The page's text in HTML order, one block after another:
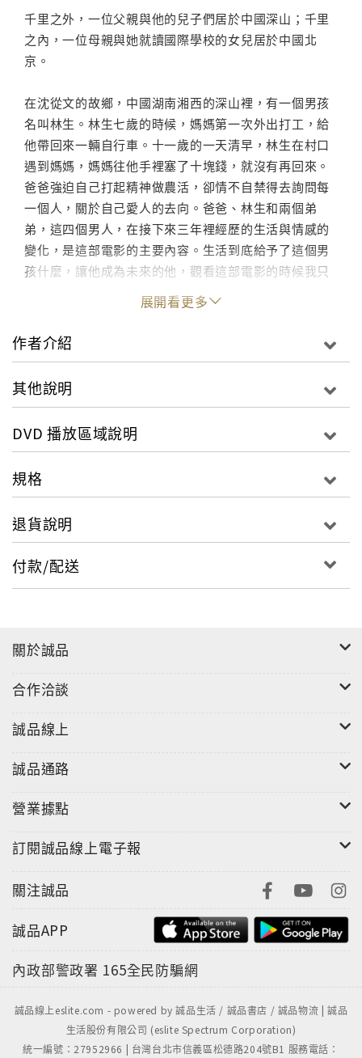
千里之外，一位父親與他的兒子們居於中國深山；千里
之內，一位母親與她就讀國際學校的女兒居於中國北
京。
在沈從文的故鄉，中國湖南湘西的深山裡，有一個男孩
名叫林生。林生七歲的時候，媽媽第一次外出打工，給
他帶回來一輛自行車。十一歲的一天清早，林生在村口
遇到媽媽，媽媽往他手裡塞了十塊錢，就沒有再回來。
爸爸強迫自己打起精神做農活，卻情不自禁得去詢問每
一個人，關於自己愛人的去向。爸爸、林生和兩個弟
弟，這四個男人，在接下來三年裡經歷的生活與情感的
變化，是這部電影的主要內容。生活到底給予了這個男
孩什麼，讓他成為未來的他，觀看這部電影的時候我只
是讓你和我一樣在那段時間和他生活在一起。
在首都北京的私立寄宿學校裡，有一個女孩名叫欣媛。
欣媛的媽媽生長在中國浙江農村，生下欣媛一歲後，依
因為經濟原因他們六年未曾回國。欣媛由外公外婆帶
“媽媽”，叫“誒”。媽媽為了讓孩子得到更好的教
貴的私立寄宿學校就讀。從四年級到六年級，這個女孩
的生活與情感是影片的另一線索。生活又給予了這個女
孩何種感觸，讓她成為未來的她，只有陪伴欣媛的那一
段生活才能體悟。
影音規格：
類型：紀錄類
分級：普遍級
發音：國語
展開看更多
作者介紹
其他說明
DVD 播放區域說明
規格
退貨說明
付款/配送
關於誠品
合作洽談
誠品線上
誠品通路
營業據點
訂閱誠品線上電子報
關注誠品
誠品APP
內政部警政署 165全民防騙網
誠品線上eslite.com - powered by 誠品生活 / 誠品書店 / 誠品物流 | 誠品
生活股份有限公司 (eslite Spectrum Corporation)
統一編號：27952966 | 台灣台北市信義區松德路204號B1 服務電話：